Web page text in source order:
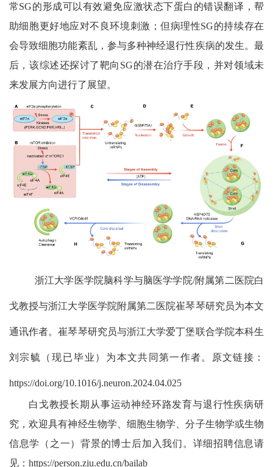
常SG的形成可以有效避免应激状态下蛋白的错误翻译，帮
助细胞更好地应对不良环境刺激；但病理性SG的持续存在
会导致细胞功能紊乱，参与多种神经退行性疾病的发生。最
后，该综述还探讨了靶向SG的潜在治疗手段，并对领域未
来发展方向进行了展望。
浙江大学医学院脑科学与脑医学学院/附属第二医院白
戈教授与浙江大学医学院附属第二医院崔琴琴研究员为本文
通讯作者。崔琴琴研究员与浙江大学爱丁堡联合学院本科生
刘宗毓 （现已毕业） 为本文共同第一作者。原文链接：
https://doi.org/10.1016/j.neuron.2024.04.025
白戈教授长期从事运动神经环路发育与退行性疾病研
究，欢迎具有神经生物学、细胞生物学、分子生物学或生物
信息学（之一）背景的博士后加入我们。详细招聘信息请
见： https://person.zju.edu.cn/bailab